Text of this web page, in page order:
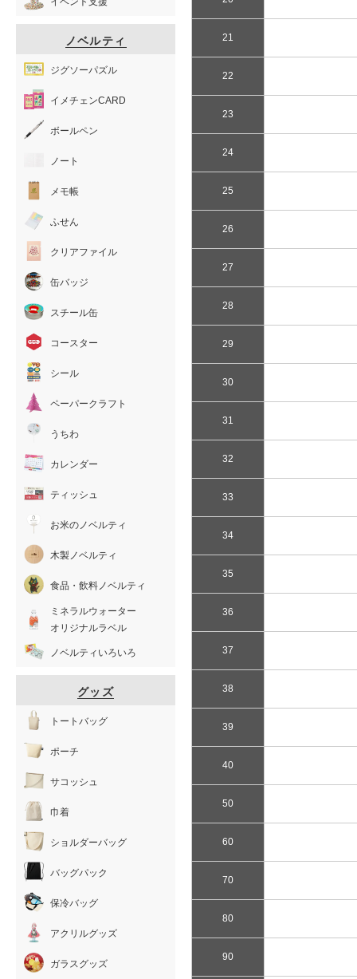
21
22
23
24
25
26
27
28
29
30
31
32
33
34
35
36
37
38
39
40
50
60
70
80
90
ノベルティ
ジグソーパズル
イメチェンCARD
ボールペン
ノート
メモ帳
ふせん
クリアファイル
缶バッジ
スチール缶
コースター
シール
ペーパークラフト
うちわ
カレンダー
ティッシュ
お米のノベルティ
木製ノベルティ
食品・飲料ノベルティ
ミネラルウォーター
オリジナルラベル
ノベルティいろいろ
グッズ
トートバッグ
ポーチ
サコッシュ
巾着
ショルダーバッグ
バッグパック
保冷バッグ
アクリルグッズ
ガラスグッズ